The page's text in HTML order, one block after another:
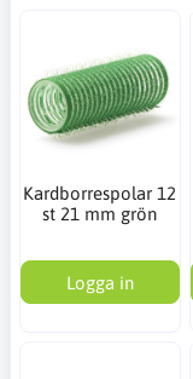
Kardborrespolar 12
st 21 mm grön
Logga in